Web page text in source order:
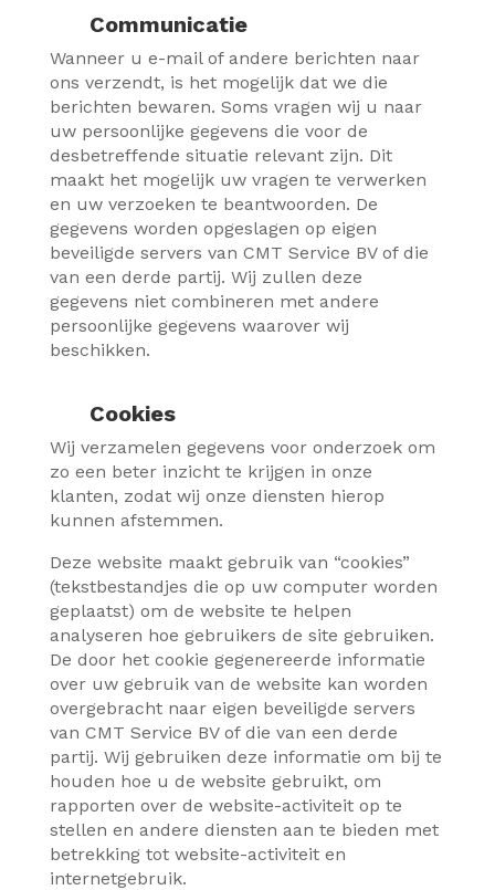
Communicatie
Wanneer u e-mail of andere berichten naar
ons verzendt, is het mogelijk dat we die
berichten bewaren. Soms vragen wij u naar
uw persoonlijke gegevens die voor de
desbetreffende situatie relevant zijn. Dit
maakt het mogelijk uw vragen te verwerken
en uw verzoeken te beantwoorden. De
gegevens worden opgeslagen op eigen
beveiligde servers van CMT Service BV of die
van een derde partij. Wij zullen deze
gegevens niet combineren met andere
persoonlijke gegevens waarover wij
beschikken.
Cookies
Wij verzamelen gegevens voor onderzoek om
zo een beter inzicht te krijgen in onze
klanten, zodat wij onze diensten hierop
kunnen afstemmen.
Deze website maakt gebruik van “cookies”
(tekstbestandjes die op uw computer worden
geplaatst) om de website te helpen
analyseren hoe gebruikers de site gebruiken.
De door het cookie gegenereerde informatie
over uw gebruik van de website kan worden
overgebracht naar eigen beveiligde servers
van CMT Service BV of die van een derde
partij. Wij gebruiken deze informatie om bij te
houden hoe u de website gebruikt, om
rapporten over de website-activiteit op te
stellen en andere diensten aan te bieden met
betrekking tot website-activiteit en
internetgebruik.